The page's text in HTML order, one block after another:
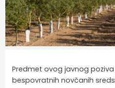
Predmet ovog javnog
bespovratnih novčanih